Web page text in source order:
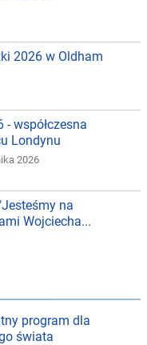
2026 w Oldham
- współczesna
Londynu
2026
na
Wojciecha...
program dla
świata